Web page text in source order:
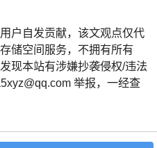
户自发贡献，该文观点仅代
储空间服务，不拥有所有
现本站有涉嫌抄袭侵权/违法
举报，一经查